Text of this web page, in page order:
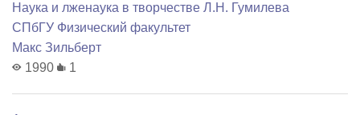
Наука и лженаука в творчестве Л.Н. Гумилева
СПбГУ Физический факультет
Макс Зильберт
1990
1